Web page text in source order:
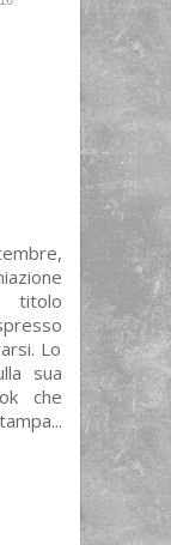
titolo
Lo
sua
che